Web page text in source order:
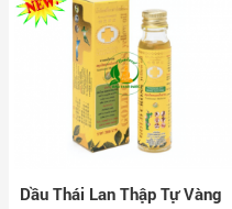
Dầu Thái Lan Thập Tự Vàng